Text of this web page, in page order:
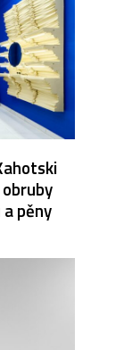
pěny